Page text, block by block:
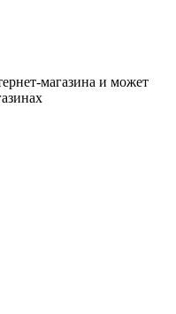
магазина и может